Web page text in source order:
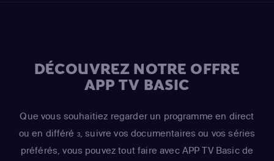
DÉCOUVREZ NOTRE OFFRE
APP TV BASIC
Que vous souhaitiez regarder un programme en direct
ou en différé 3, suivre vos documentaires ou vos séries
préférés, vous pouvez tout faire avec APP TV Basic de